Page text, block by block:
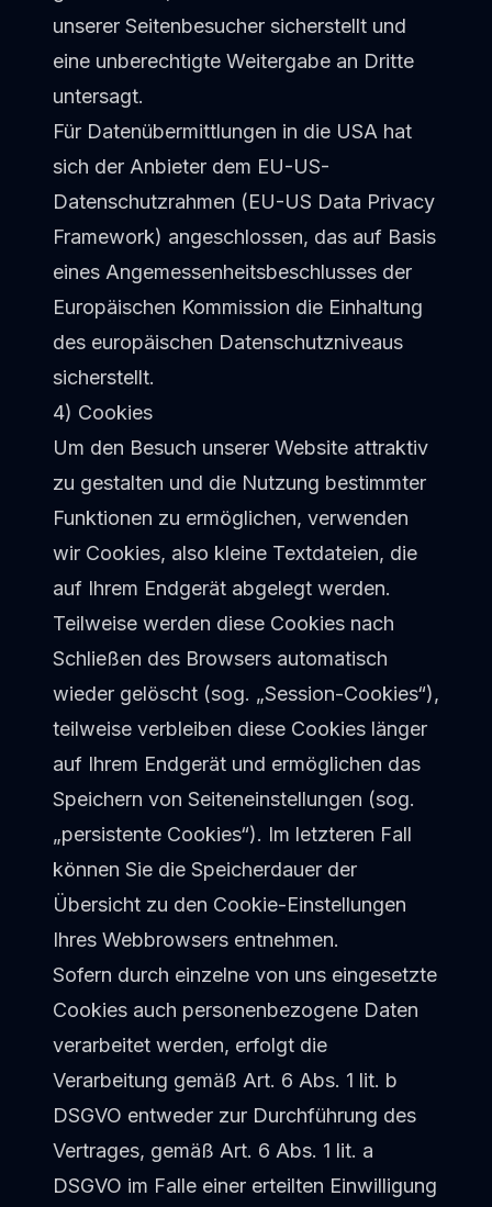
unserer Seitenbesucher sicherstellt und
eine unberechtigte Weitergabe an Dritte
untersagt.
Für Datenübermittlungen in die USA hat
sich der Anbieter dem EU-US-
Datenschutzrahmen (EU-US Data Privacy
Framework) angeschlossen, das auf Basis
eines Angemessenheitsbeschlusses der
Europäischen Kommission die Einhaltung
des europäischen Datenschutzniveaus
sicherstellt.
4) Cookies
Um den Besuch unserer Website attraktiv
zu gestalten und die Nutzung bestimmter
Funktionen zu ermöglichen, verwenden
wir Cookies, also kleine Textdateien, die
auf Ihrem Endgerät abgelegt werden.
Teilweise werden diese Cookies nach
Schließen des Browsers automatisch
wieder gelöscht (sog. „Session-Cookies“),
teilweise verbleiben diese Cookies länger
auf Ihrem Endgerät und ermöglichen das
Speichern von Seiteneinstellungen (sog.
„persistente Cookies“). Im letzteren Fall
können Sie die Speicherdauer der
Übersicht zu den Cookie-Einstellungen
Ihres Webbrowsers entnehmen.
Sofern durch einzelne von uns eingesetzte
Cookies auch personenbezogene Daten
verarbeitet werden, erfolgt die
Verarbeitung gemäß Art. 6 Abs. 1 lit. b
DSGVO entweder zur Durchführung des
Vertrages, gemäß Art. 6 Abs. 1 lit. a
DSGVO im Falle einer erteilten Einwilligung